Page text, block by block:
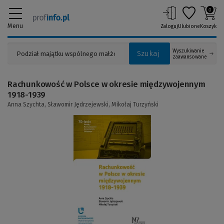
Menu
Szukaj
Wyszukiwanie
zaawansowane
ZalogujUlubione
0
Koszyk
Rachunkowość w Polsce w okresie międzywojennym
1918-1939
Anna Szychta, Sławomir Jędrzejewski, Mikołaj Turzyński